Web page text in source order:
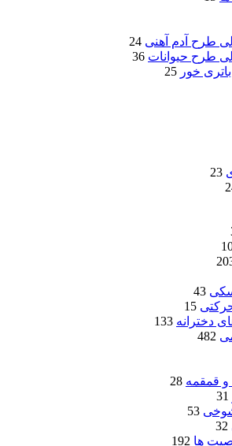
طرح آدم آهنی 24
طرح حیوانات 36
خور 25
23
43
15
دخترانه 133
482
و قمقمه 28
31
53
32
ها 192